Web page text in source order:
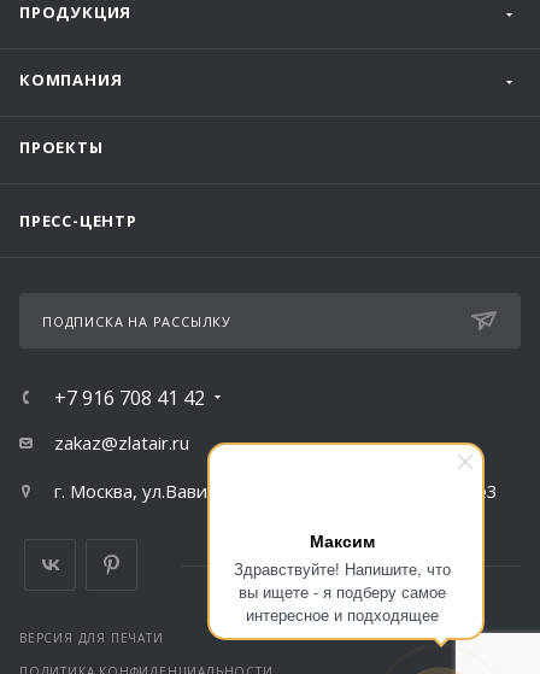
Максим
Здравствуйте! Напишите, что
вы ищете - я подберу самое
интересное и подходящее
ПРОДУКЦИЯ
КОМПАНИЯ
ПРОЕКТЫ
ПРЕСС-ЦЕНТР
ПОДПИСКА НА РАССЫЛКУ
+7 916 708 41 42
zakaz@zlatair.ru
г. Москва, ул.Вавилова, д.79, корпус 1, подъезд №3
ВЕРСИЯ ДЛЯ ПЕЧАТИ